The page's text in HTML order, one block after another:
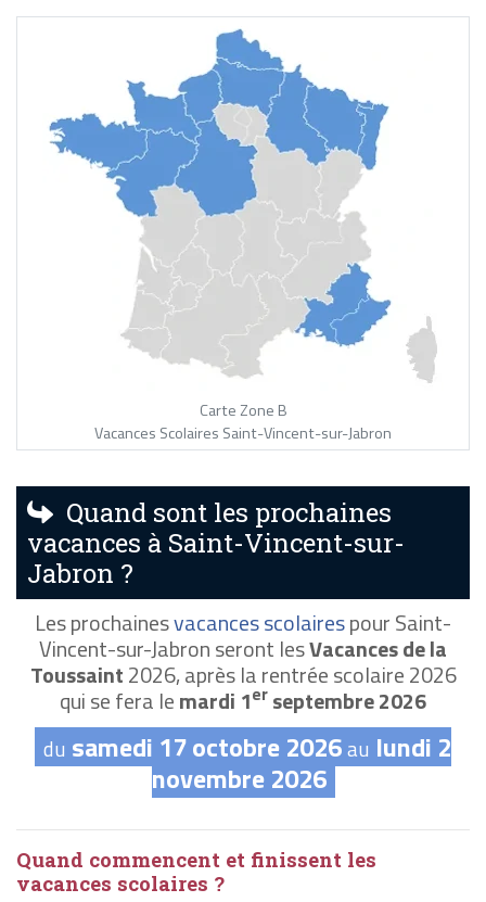
Carte Zone B
Vacances Scolaires Saint-Vincent-sur-Jabron
Quand sont les prochaines
vacances à Saint-Vincent-sur-
Jabron ?
Les prochainesvacances scolairespour Saint-
Vincent-sur-Jabron seront lesVacances de la
Toussaint2026, après la rentrée scolaire 2026
qui se fera lemardi 1er septembre 2026
du samedi 17 octobre 2026au lundi 2
novembre 2026
Quand commencent et finissent les
vacances scolaires ?